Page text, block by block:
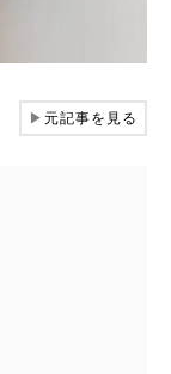
▶元記事を見る